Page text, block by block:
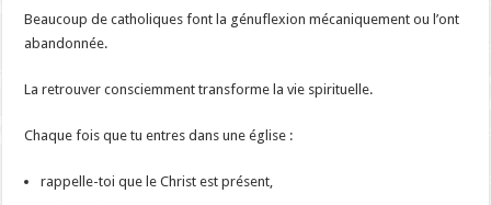
Beaucoup de catholiques font la génuflexion mécaniquement ou l’ont
abandonnée.
La retrouver consciemment transforme la vie spirituelle.
Chaque fois que tu entres dans une église :
rappelle-toi que le Christ est présent,